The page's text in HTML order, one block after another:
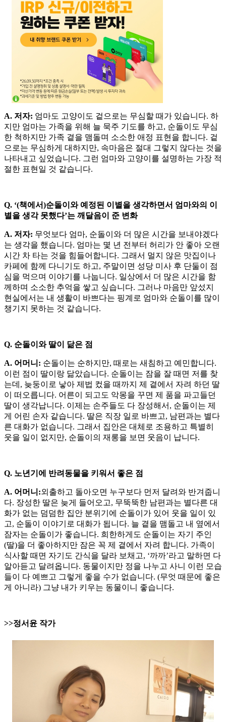
A. 저자: 엄마도 고양이도 겉으로는 무심할 때가 있습니다. 하
지만 엄마는 가족을 위해 늘 묵주 기도를 하고, 순돌이도 무심
한 척하지만 가족 곁을 맴돌며 소소한 애정 표현을 합니다. 겉
으로는 무심하게 대하지만, 속마음은 절대 그렇지 않다는 것을
나타내고 싶었습니다. 그런 엄마와 고양이를 설명하는 가장 적
절한 표현일 것 같습니다.
Q. ‘(책에서)순돌이와 예정된 이별을 생각하면서 엄마와의 이
별을 생각 못했다’는 깨달음이 준 변화
A. 저자: 무엇보다 엄마, 순돌이와 더 많은 시간을 보내야겠다
는 생각을 했습니다. 엄마는 몇 년 전부터 허리가 안 좋아 오랜
시간 차 타는 것을 힘들어합니다. 그래서 멀지 않은 맛집이나
카페에 함께 다니기도 하고, 주말이면 성당 미사 후 단둘이 점
심을 먹으며 이야기를 나눕니다. 일상에서 더 많은 시간을 함
께하며 소소한 추억을 쌓고 싶습니다. 그러나 마음만 앞섰지
현실에서는 내 생활이 바쁘다는 핑계로 엄마와 순돌이를 많이
챙기지 못하는 것 같습니다.
Q. 순돌이와 딸이 닮은 점
A. 어머니: 순돌이는 순하지만, 때로는 새침하고 예민합니다.
이런 점이 딸이랑 닮았습니다. 순돌이는 잠을 잘 때면 저를 찾
는데, 늦둥이로 낳아 제법 컸을 때까지 제 곁에서 자려 하던 딸
이 떠오릅니다. 어른이 되고도 악몽을 꾸면 제 품을 파고들던
딸이 생각납니다. 이제는 손주들도 다 장성해서, 순돌이는 제
게 어린 손자 같습니다. 딸은 직장 일로 바쁘고, 남편과는 별다
른 대화가 없습니다. 그래서 집안은 대체로 조용하고 특별히
웃을 일이 없지만, 순돌이의 재롱을 보면 웃음이 납니다.
Q. 노년기에 반려동물을 키워서 좋은 점
A. 어머니:외출하고 돌아오면 누구보다 먼저 달려와 반겨줍니
다. 장성한 딸은 늦게 들어오고, 무뚝뚝한 남편과는 별다른 대
화가 없는 덤덤한 집안 분위기에 순돌이가 있어 웃을 일이 있
고, 순돌이 이야기로 대화가 됩니다. 늘 곁을 맴돌고 내 옆에서
잠자는 순돌이가 좋습니다. 희한하게도 순돌이는 자기 주인
(딸)을 더 좋아하지만 잠은 꼭 제 곁에서 자려 합니다. 가족이
식사할 때면 자기도 간식을 달라 보채고, ‘까까’라고 말하면 다
알아듣고 달려옵니다. 동물이지만 정을 나누고 사니 이런 모습
들이 다 예쁘고 그렇게 좋을 수가 없습니다. (무엇 때문에 좋은
게 아니라) 그냥 내가 키우는 동물이니 좋습니다.
>>정서윤 작가